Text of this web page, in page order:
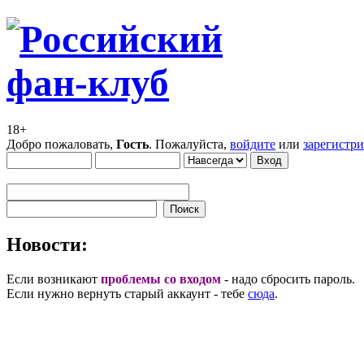
18+
Добро пожаловать, Гость. Пожалуйста, войдите или
Новости:
Если возникают проблемы со входом - надо сбросить пароль.
Если нужно вернуть старый аккаунт - тебе сюда.